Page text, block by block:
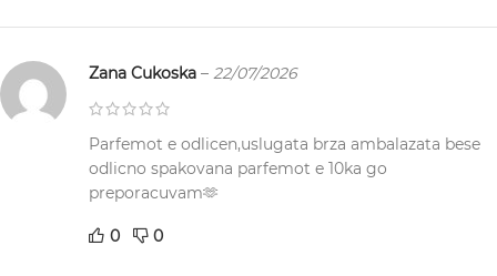
Zana Cukoska – 22/07/2026
Parfemot e odlicen,uslugata brza ambalazata bese
odlicno spakovana parfemot e 10ka go
preporacuvam🫶
0 0